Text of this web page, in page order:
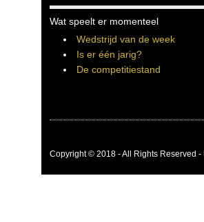
Wat speelt er momenteel
Wedstrijd van de week
Is er één jarig?
De competitiestand
Copyright © 2018 - All Rights Reserved -